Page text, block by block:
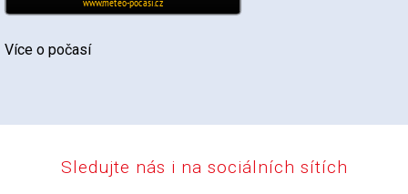
Více o počasí
Sledujte nás i na sociálních sítích